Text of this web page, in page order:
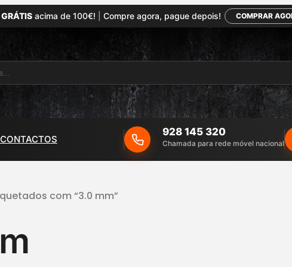
acima de 100€! Compre agora, pague depois! COMPRAR
CONTACTOS
928 145 320
Chamada para rede móvel nacional
com “3.0 mm”